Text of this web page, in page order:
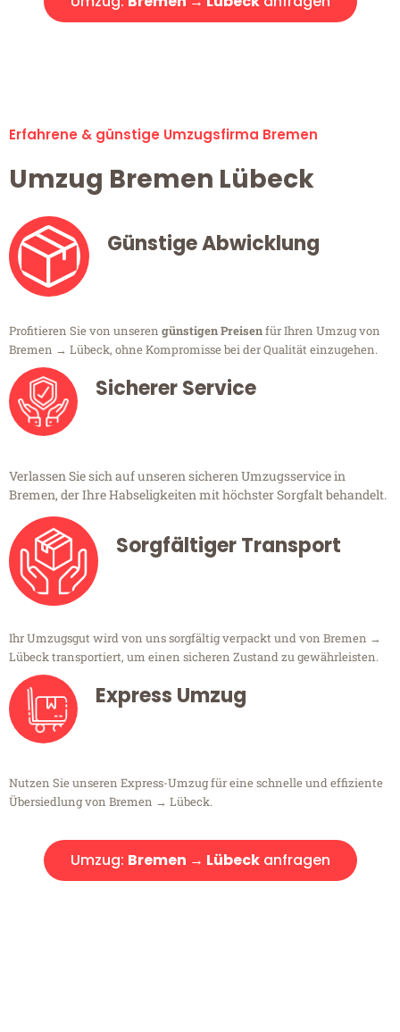
Erfahrene & günstige Umzugsfirma Bremen
Umzug Bremen Lübeck
Günstige Abwicklung
Profitieren Sie von unseren günstigen Preisenfür Ihren Umzug von
Bremen → Lübeck, ohne Kompromisse bei der Qualität einzugehen.
Sicherer Service
Verlassen Sie sich auf unseren sicheren Umzugsservice in
Bremen, der Ihre Habseligkeiten mit höchster Sorgfalt behandelt.
Sorgfältiger Transport
Ihr Umzugsgut wird von uns sorgfältig verpackt und von Bremen →
Lübeck transportiert, um einen sicheren Zustand zu gewährleisten.
Express Umzug
Nutzen Sie unseren Express-Umzug für eine schnelle und effiziente
Übersiedlung von Bremen → Lübeck.
Umzug: Bremen → Lübeckanfragen